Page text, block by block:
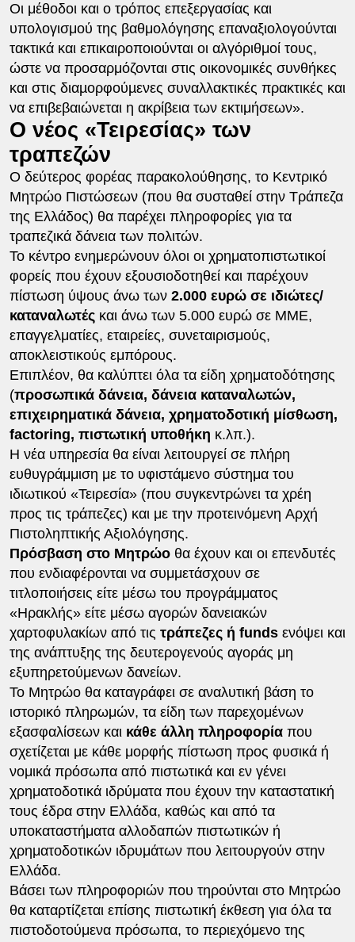
Οι μέθοδοι και ο τρόπος επεξεργασίας και
υπολογισμού της βαθμολόγησης επαναξιολογούνται
τακτικά και επικαιροποιούνται οι αλγόριθμοί τους,
ώστε να προσαρμόζονται στις οικονομικές συνθήκες
και στις διαµορφούµενες συναλλακτικές πρακτικές και
να επιβεβαιώνεται η ακρίβεια των εκτιμήσεων».
Ο νέος «Τειρεσίας» των
τραπεζών
Ο δεύτερος φορέας παρακολούθησης, τo Κεντρικό
Μητρώο Πιστώσεων (που θα συσταθεί στην Τράπεζα
της Ελλάδος) θα παρέχει πληροφορίες για τα
τραπεζικά δάνεια των πολιτών.
Το κέντρο ενημερώνουν όλοι οι χρηματοπιστωτικοί
φορείς που έχουν εξουσιοδοτηθεί και παρέχουν
πίστωση ύψους άνω των2.000 ευρώ σε ιδιώτες/
καταναλωτές και άνω των 5.000 ευρώ σε ΜΜΕ,
επαγγελματίες, εταιρείες, συνεταιρισμούς,
αποκλειστικούς εμπόρους.
Επιπλέον, θα καλύπτει όλα τα είδη χρηματοδότησης
(προσωπικά δάνεια, δάνεια καταναλωτών,
επιχειρηματικά δάνεια, χρηματοδοτική μίσθωση,
factoring, πιστωτική υποθήκη κ.λπ.).
Η νέα υπηρεσία θα είναι λειτουργεί σε πλήρη
ευθυγράμμιση με το υφιστάμενο σύστημα του
ιδιωτικού «Τειρεσία» (που συγκεντρώνει τα χρέη
προς τις τράπεζες) και με την προτεινόμενη Αρχή
Πιστοληπτικής Αξιολόγησης.
Πρόσβαση στο Μητρώοθα έχουν και οι επενδυτές
που ενδιαφέρονται να συμμετάσχουν σε
τιτλοποιήσεις είτε μέσω του προγράμματος
«Ηρακλής» είτε μέσω αγορών δανειακών
χαρτοφυλακίων από τις τράπεζες ή fundsενόψει και
της ανάπτυξης της δευτερογενούς αγοράς μη
εξυπηρετούμενων δανείων.
Το Μητρώο θα καταγράφει σε αναλυτική βάση το
ιστορικό πληρωμών, τα είδη των παρεχομένων
εξασφαλίσεων και κάθε άλλη πληροφορίαπου
σχετίζεται με κάθε μορφής πίστωση προς φυσικά ή
νομικά πρόσωπα από πιστωτικά και εν γένει
χρηματοδοτικά ιδρύματα που έχουν την καταστατική
τους έδρα στην Ελλάδα, καθώς και από τα
υποκαταστήματα αλλοδαπών πιστωτικών ή
χρηματοδοτικών ιδρυμάτων που λειτουργούν στην
Ελλάδα.
Βάσει των πληροφοριών που τηρούνται στο Μητρώο
θα καταρτίζεται επίσης πιστωτική έκθεση για όλα τα
πιστοδοτούμενα πρόσωπα, το περιεχόμενο της